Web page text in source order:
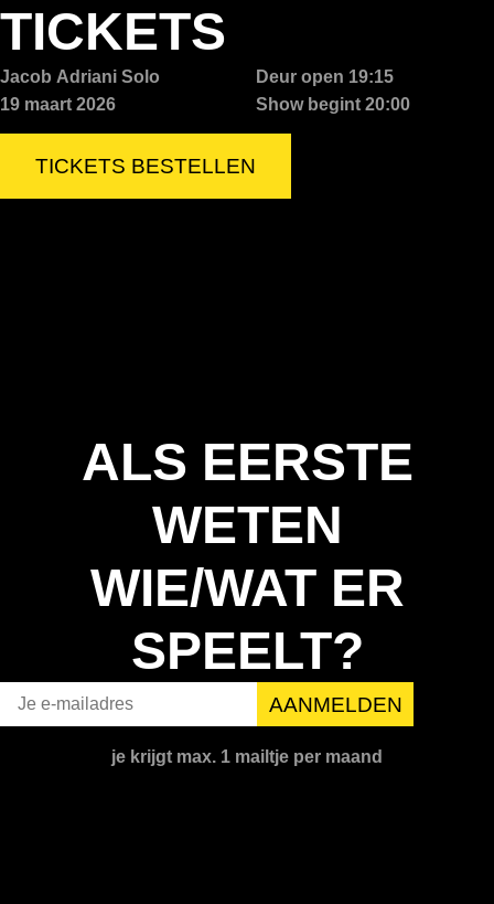
TICKETS
Jacob Adriani Solo
19 maart 2026
Deur open 19:15
Show begint 20:00
TICKETS BESTELLEN
ALS EERSTE
WETEN
WIE/WAT ER
SPEELT?
je krijgt max. 1 mailtje per maand